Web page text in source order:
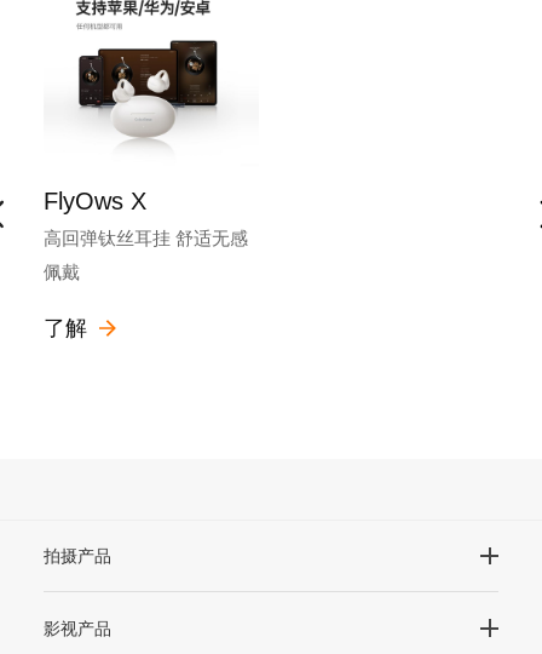
FlyOws X
高回弹钛丝耳挂 舒适无感
佩戴
了解
拍摄产品
影视产品